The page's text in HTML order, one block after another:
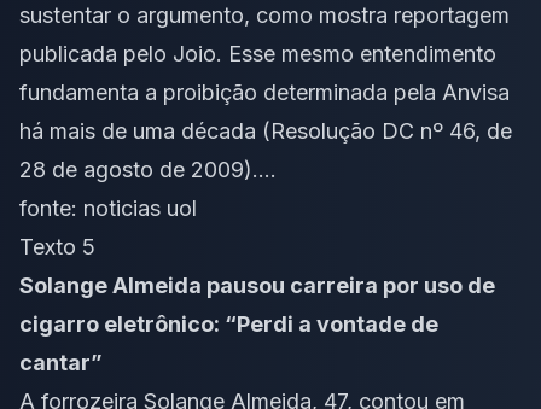
sustentar o argumento, como mostra reportagem
publicada pelo Joio. Esse mesmo entendimento
fundamenta a proibição determinada pela Anvisa
há mais de uma década (Resolução DC nº 46, de
28 de agosto de 2009)….
fonte: noticias uol
Texto 5
Solange Almeida pausou carreira por uso de
cigarro eletrônico: “Perdi a vontade de
cantar”
A forrozeira Solange Almeida, 47, contou em